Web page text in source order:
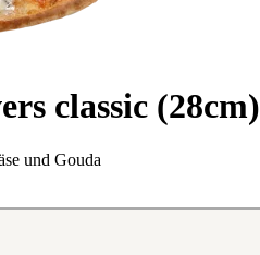
classic (28cm)
und Gouda